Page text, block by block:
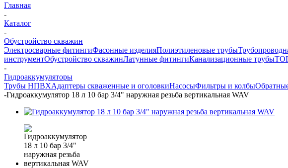
Главная
-
Каталог
-
Обустройство скважин
Электросварные фитингиФасонные изделияПолиэтиленовые трубы
инструментОбустройство скважинЛатунные фитингиКанализационные трубы
-
Гидроаккумуляторы
Трубы НПВХАдаптеры скваженные и оголовкиНасосыФильтры и колбы
-Гидроаккумулятор 18 л 10 бар 3/4" наружная резьба вертикальная WAV